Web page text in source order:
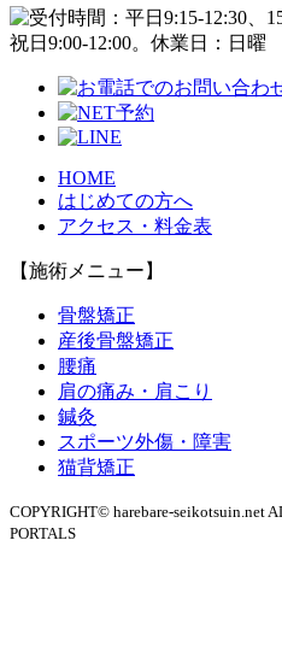
HOME
はじめての方へ
アクセス・料金表
【施術メニュー】
骨盤矯正
産後骨盤矯正
腰痛
肩の痛み・肩こり
鍼灸
スポーツ外傷・障害
猫背矯正
COPYRIGHT© harebare-seikotsuin.net
PORTALS